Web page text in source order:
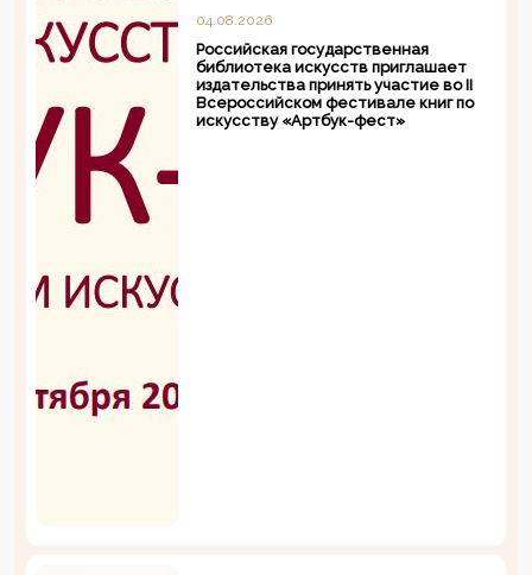
04.08.2026
Российская государственная
библиотека искусств приглашает
издательства принять участие во II
Всероссийском фестивале книг по
искусству «Артбук-фест»